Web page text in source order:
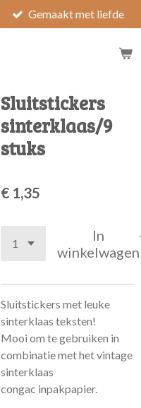
Gemaakt met liefde
Sluitstickers
sinterklaas/9
stuks
€ 1,35
In
winkelwagen
Sluitstickers met leuke
sinterklaas teksten!
Mooi om te gebruiken in
combinatie met het vintage
sinterklaas
congac inpakpapier.